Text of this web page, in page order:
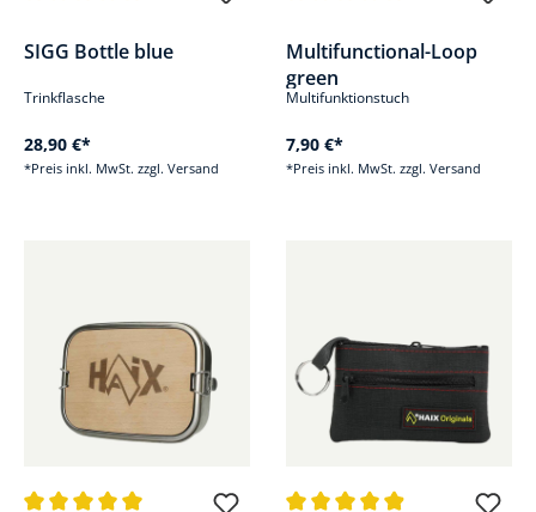
SIGG Bottle blue
Trinkflasche
28,90 €*
*Preis inkl. MwSt. zzgl. Versand
Multifunctional-Loop
green
Multifunktionstuch
7,90 €*
*Preis inkl. MwSt. zzgl. Versand